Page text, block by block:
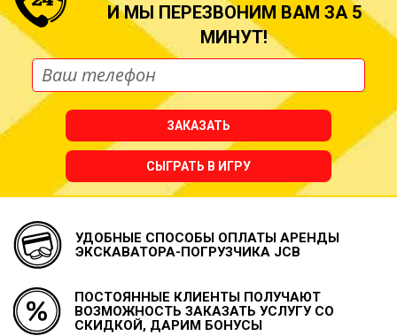
И МЫ ПЕРЕЗВОНИМ ВАМ ЗА 5
МИНУТ!
ЗАКАЗАТЬ
СЫГРАТЬ В ИГРУ
УДОБНЫЕ СПОСОБЫ ОПЛАТЫ АРЕНДЫ
ЭКСКАВАТОРА-ПОГРУЗЧИКА JCB
ПОСТОЯННЫЕ КЛИЕНТЫ ПОЛУЧАЮТ
ВОЗМОЖНОСТЬ ЗАКАЗАТЬ УСЛУГУ СО
СКИДКОЙ, ДАРИМ БОНУСЫ